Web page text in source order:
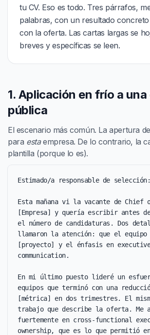
tu CV. Eso es todo. Tres párrafos,
palabras, con un resultado
con la oferta. Las cartas largas se
breves y específicas se leen.
1. Aplicación en frío a
pública
El escenario más común. La apertura
para estaempresa. De lo contrario, la
plantilla (porque lo es).
Estimado/a responsable de selección:
Esta mañana vi la vacante de Chief
[Empresa] y quería escribir antes de
el número de candidaturas. Dos
llamaron la atención: que el
[proyecto] y el énfasis en
communication.
En mi último puesto lideré un
equipos que terminó con una
[métrica] en dos trimestres. El
trabajo que describe la oferta. Me
fuertemente en cross-functional
ownership, que es lo que permitió